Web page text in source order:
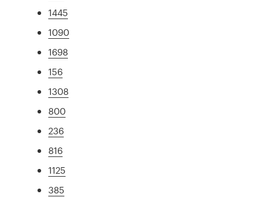
1445
1090
1698
156
1308
800
236
816
1125
385